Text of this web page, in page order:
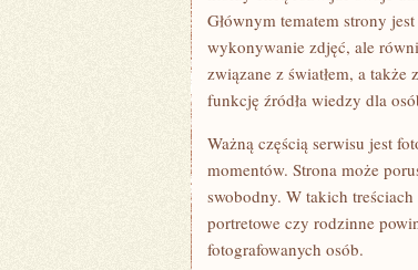
Głównym tematem strony
wykonywanie zdjęć, ale
związane z światłem, a
funkcję źródła wiedzy dla
Ważną częścią serwisu jest
momentów. Strona może
swobodny. W takich
portretowe czy rodzinne
fotografowanych osób.